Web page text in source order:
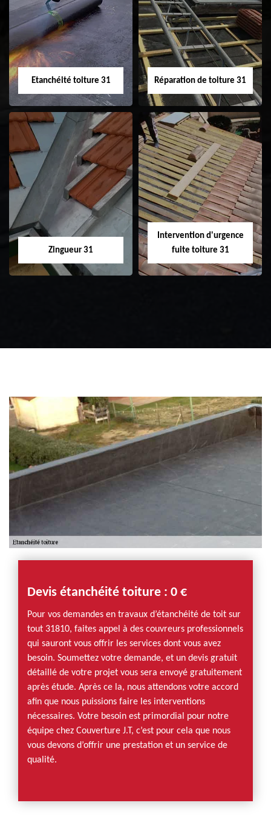
31
demoussage de
toiture 31
Etanchéité toiture 31
Etanchéité toiture
31
Réparation de toiture 31
Réparation de
toiture 31
Zingueur 31
Intervention d'urgence
fuite toiture 31
Devis étanchéité toiture : 0 €
Pour vos demandes en travaux d’étanchéité de toit sur
tout 31810, faites appel à des couvreurs professionnels
qui sauront vous offrir les services dont vous avez
besoin. Soumettez votre demande, et un devis gratuit
détaillé de votre projet vous sera envoyé gratuitement
après étude. Après ce la, nous attendons votre accord
afin que nous puissions faire les interventions
nécessaires. Votre besoin est primordial pour notre
équipe chez Couverture J.T, c’est pour cela que nous
vous devons d’offrir une prestation et un service de
qualité.